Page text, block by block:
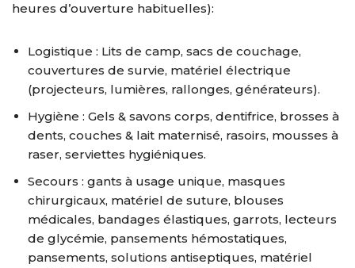
heures d’ouverture habituelles):
Logistique : Lits de camp, sacs de couchage,
couvertures de survie, matériel électrique
(projecteurs, lumières, rallonges, générateurs).
Hygiène : Gels & savons corps, dentifrice, brosses à
dents, couches & lait maternisé, rasoirs, mousses à
raser, serviettes hygiéniques.
Secours : gants à usage unique, masques
chirurgicaux, matériel de suture, blouses
médicales, bandages élastiques, garrots, lecteurs
de glycémie, pansements hémostatiques,
pansements, solutions antiseptiques, matériel